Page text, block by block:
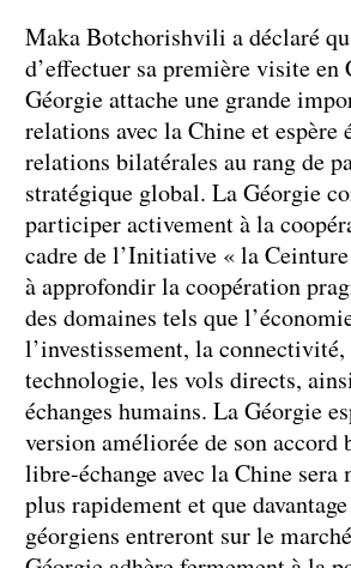
Maka Botchorishvili a déclaré
d’effectuer sa première visite en
Géorgie attache une grande
relations avec la Chine et espère
relations bilatérales au rang de
stratégique global. La Géorgie
participer activement à la
cadre de l’Initiative « la
à approfondir la coopération
des domaines tels que
l’investissement, la
technologie, les vols directs,
échanges humains. La Géorgie
version améliorée de son accord
libre-échange avec la Chine
plus rapidement et que
géorgiens entreront sur le